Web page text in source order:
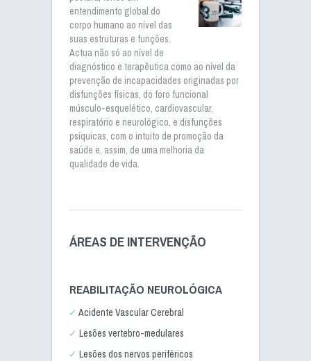
entendimento global do
corpo humano ao nível das
suas estruturas e funções.
Actua não só ao nível de
diagnóstico e terapêutica como ao nível da
prevenção de incapacidades originadas por
disfunções físicas, do foro funcional
músculo-esquelético, cardiovascular,
respiratório e neurológico, e disfunções
psíquicas, com o intuito de promoção da
saúde e, assim, de uma melhoria da
qualidade de vida.
ÁREAS DE INTERVENÇÃO
REABILITAÇÃO NEUROLÓGICA
Acidente Vascular Cerebral
Lesões vertebro-medulares
Lesões dos nervos periféricos